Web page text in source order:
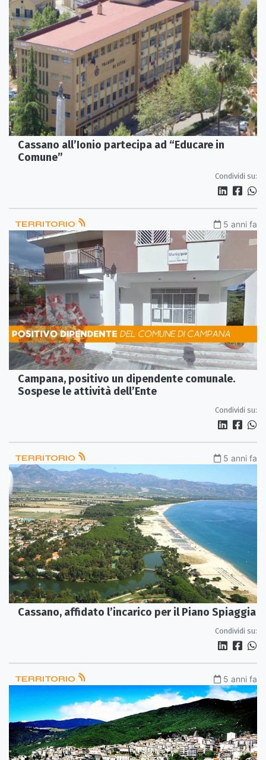
Cassano all’Ionio partecipa ad “Educare in
Comune”
Condividi su:
TERRITORIO 5 anni fa
Campana, positivo un dipendente comunale.
Sospese le attività dell’Ente
Condividi su:
TERRITORIO 5 anni fa
Cassano, affidato l’incarico per il Piano Spiaggia
Condividi su:
TERRITORIO 5 anni fa